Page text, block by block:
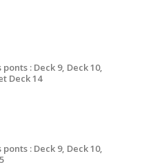
: Deck 9, Deck 10,
Deck 14
: Deck 9, Deck 10,